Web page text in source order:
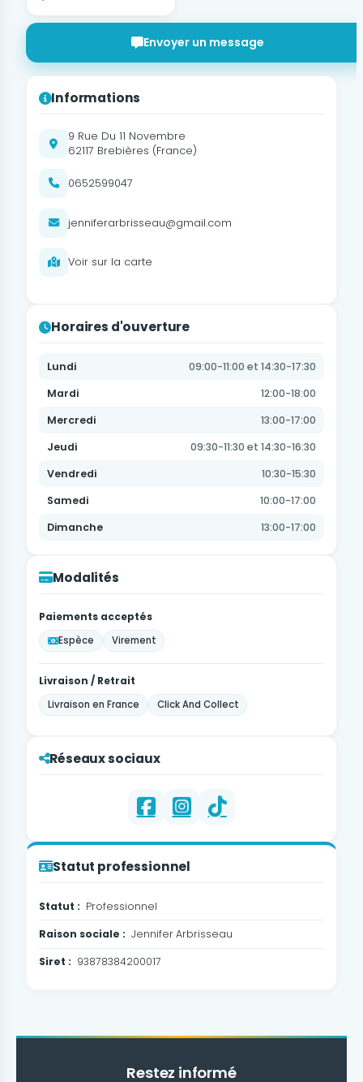
Envoyer un message
Informations
9 Rue Du 11 Novembre
62117 Brebières (France)
0652599047
jenniferarbrisseau@gmail.com
Voir sur la carte
Horaires d'ouverture
Lundi
09:00-11:00 et 14:30-17:30
Mardi
12:00-18:00
Mercredi
13:00-17:00
Jeudi
09:30-11:30 et 14:30-16:30
Vendredi
10:30-15:30
Samedi
10:00-17:00
Dimanche
13:00-17:00
Modalités
Paiements acceptés
Espèce
Virement
Livraison / Retrait
Livraison en France
Click And Collect
Réseaux sociaux
Statut professionnel
Statut : Professionnel
Raison sociale : Jennifer Arbrisseau
Siret : 93878384200017
Restez informé